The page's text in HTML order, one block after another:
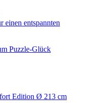
entspannten
Puzzle-Glück
Edition Ø 213 cm